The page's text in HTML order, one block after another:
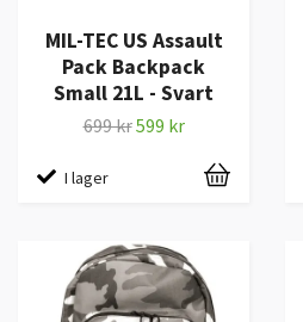
MIL-TEC US Assault
Pack Backpack
Small 21L - Svart
699 kr599 kr
I lager